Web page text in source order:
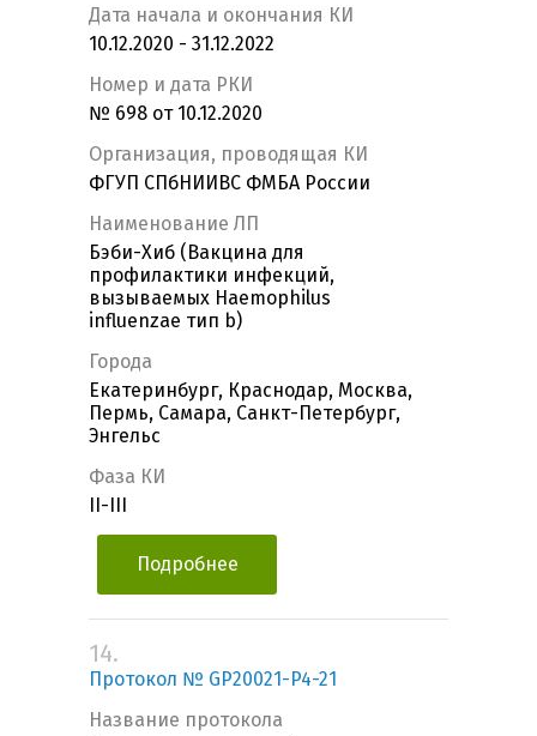
Дата начала и окончания КИ
10.12.2020 - 31.12.2022
Номер и дата РКИ
№ 698 от 10.12.2020
Организация, проводящая КИ
ФГУП СПбНИИВС ФМБА России
Наименование ЛП
Бэби-Хиб (Вакцина для
профилактики инфекций,
вызываемых Haemophilus
influenzae тип b)
Города
Екатеринбург, Краснодар, Москва,
Пермь, Самара, Санкт-Петербург,
Энгельс
Фаза КИ
II-III
Подробнее
14.
Протокол № GP20021-P4-21
Название протокола